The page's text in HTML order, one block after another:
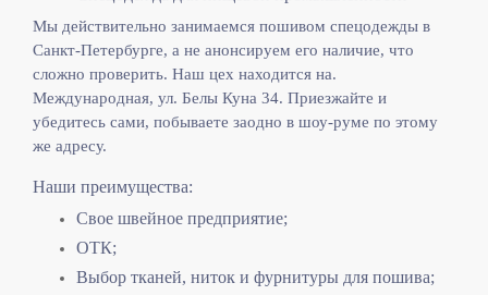
Мы действительно занимаемся пошивом спецодежды в
Санкт-Петербурге, а не анонсируем его наличие, что
сложно проверить. Наш цех находится на.
Международная, ул. Белы Куна 34. Приезжайте и
убедитесь сами, побываете заодно в шоу-руме по этому
же адресу.
Наши преимущества:
Свое швейное предприятие;
ОТК;
Выбор тканей, ниток и фурнитуры для пошива;